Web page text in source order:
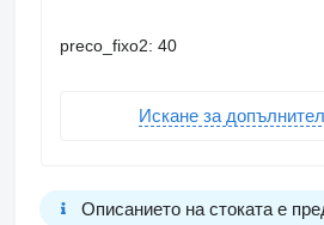
preco_fixo2: 40
Искане за
Описанието на стоката е